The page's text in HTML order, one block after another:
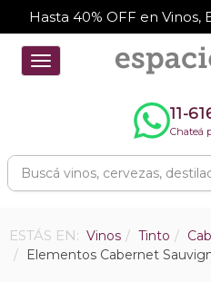
Hasta 40% OFF en
Toggle
navigation
11-
Chateá
ESTÁS EN: Vinos Tinto
Elementos Cabernet